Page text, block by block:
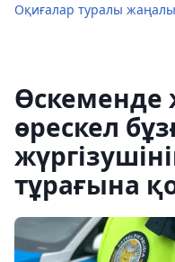
Оқиғалар туралы
Өскеменде
өрескел
тұрағына